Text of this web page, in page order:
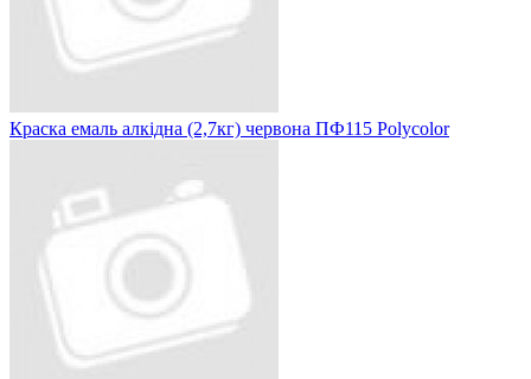
Краска емаль алкідна (2,7кг) червона ПФ115 Polycolor